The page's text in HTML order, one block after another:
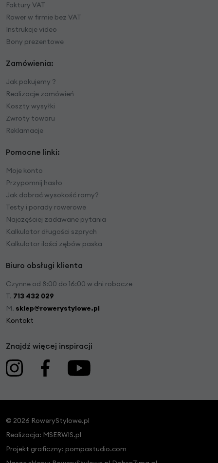
Faktury VAT
Rower w firmie bez VAT
Instrukcje video
Bony prezentowe
Zamówienia:
Jak pakujemy ?
Realizacje zamówień
Koszty wysyłki
Zwroty towaru
Reklamacje
Pomocne linki:
Moje konto
Przypomnij hasło
Jak dobrać wysokość ramy?
Testy i porady rowerowe
Najczęściej zadawane pytania
Kalkulator długości szprych
Kalkulator ilości zębów paska
Biuro obsługi klienta
Czynne od 8:00 do 16:00 w dni robocze
T. 713 432 029
M. sklep@rowerystylowe.pl
Kontakt
Znajdź więcej inspiracji
© 2026 RoweryStylowe.pl
Realizacja: MSERWIS.pl
Projekt graficzny: pompastudio.com